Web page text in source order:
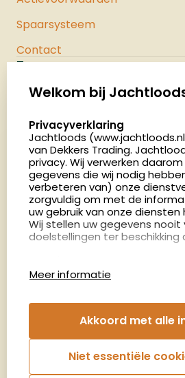
Spaarsysteem
Contact
Palenrij 1
Nederland
4.8
2878 beoordelingen
Openingstijden
Dinsdag en donderdag: 13:00 -
uur
Afspraak maken
Nieuwsbrief
€5,- kortingsbon voor uw
Blijf op de hoogte van het
Welkom bij
select language
Privacyverklaring
Jachtloods
van Dekkers Trading.
privacy. Wij verwerken
gegevens die wij nodig
verbeteren van) onze
zorgvuldig om met de
uw gebruik van onze
Wij stellen uw gegevens
doelstellingen ter beschikking
gebruiken en hoe effectief
advertenties van Dekkers
zoekresultaatpagina’s zijn. De
informatie wordt, met
uw computer (IP-adres),
Meer informatie
Akkoord met alle
Niet essentiële